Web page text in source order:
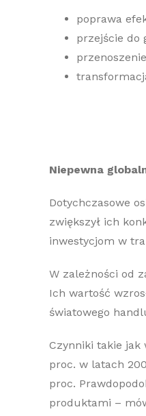
poprawa
przejście do
Niepewna
Dotychczasowe
zwiększył ich
inwestycjom w
W zależności od
Ich wartość
światowego
Czynniki takie jak
proc. w latach
proc.
produktami –